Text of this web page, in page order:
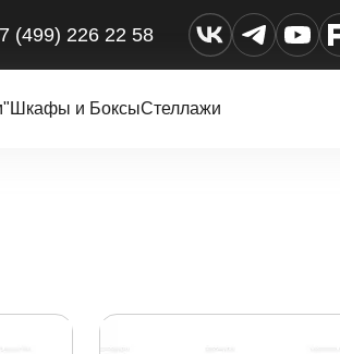
(499) 226 22 58
Шкафы и БоксыСтеллажи